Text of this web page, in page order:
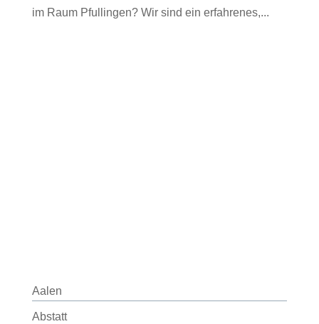
im Raum Pfullingen? Wir sind ein erfahrenes,...
Aalen
Abstatt